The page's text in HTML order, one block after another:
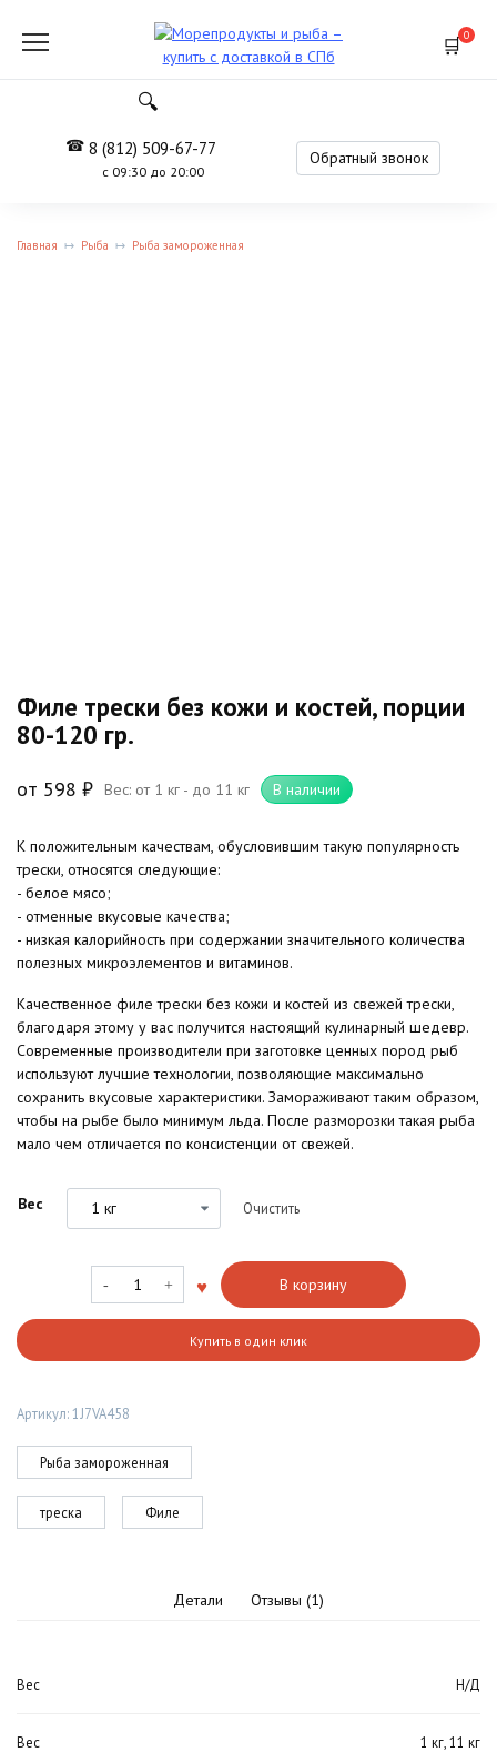
содержанию
0
8 (812) 509-67-77
с 09:30 до 20:00
Обратный звонок
Главная Рыба Рыба замороженная
Филе трески без кожи и костей, порции
80-120 гр.
от 598 ₽ Вес: от 1 кг - до 11 кг В наличии
К положительным качествам, обусловившим такую популярность
трески, относятся следующие:
- белое мясо;
- отменные вкусовые качества;
- низкая калорийность при содержании значительного количества
полезных микроэлементов и витаминов.
Качественное филе трески без кожи и костей из свежей трески,
благодаря этому у вас получится настоящий кулинарный шедевр.
Современные производители при заготовке ценных пород рыб
используют лучшие технологии, позволяющие максимально
сохранить вкусовые характеристики. Замораживают таким образом,
чтобы на рыбе было минимум льда. После разморозки такая рыба
мало чем отличается по консистенции от свежей.
Вес Очистить
Количество
товара
Филе
и
порции
гр.
В корзину
Купить в один клик
Артикул:1J7VA458
Рыба замороженная
треска Филе
Детали Отзывы (1)
Вес Н/Д
Вес 1 кг, 11 кг